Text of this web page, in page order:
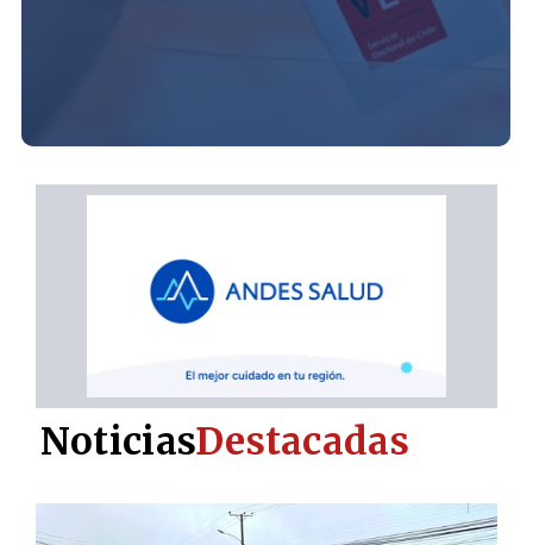
NoticiasDestacadas